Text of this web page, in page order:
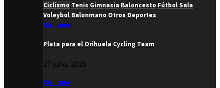
Ciclismo Tenis Gimnasia Baloncesto Fútbol Sala
Voleybol Balonmano Otros Deportes
Ciclismo
Plata para el Orihuela Cycling Team
27 julio, 2026
Ciclismo